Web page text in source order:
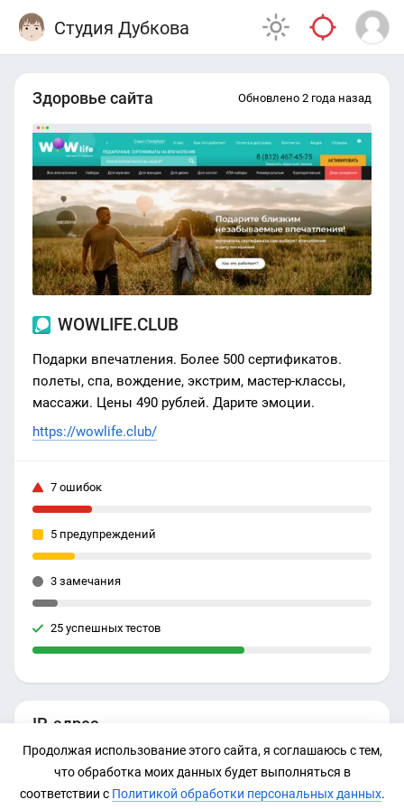
Студия Дубкова
IP-адрес
87.236.16.69
Здоровье сайта Обновлено 2 года назад
WOWLIFE.CLUB
Подарки впечатления. Более 500 сертификатов.
полеты, спа, вождение, экстрим, мастер-классы,
массажи. Цены 490 рублей. Дарите эмоции.
https://wowlife.club/
7 ошибок
5 предупреждений
3 замечания
25 успешных тестов
Продолжая использование этого сайта, я соглашаюсь с тем,
что обработка моих данных будет выполняться в
соответствии с Политикой обработки персональных данных.